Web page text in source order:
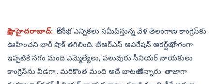
సాక్షి, హైదరాబాద్‌: లోక్‌సభ ఎన్నికలు సమీపిస్తున్న వేళ తెలంగాణ కాంగ్రెస్‌కు
ఊహించని భారీ షాక్‌ తగిలింది. టీఆర్‌ఎస్‌ ఆపరేషన్‌ ఆకర్ష్‌లో భాగంగా
ఇప్పటికే సగం మంది ఎమ్మెల్యేలు, పలువురు సీనియర్‌ నాయకులు
కాంగ్రెస్‌ను వీడగా.. మరికొంత మంది అదే బాటలో ఉన్నారు. తాజాగా